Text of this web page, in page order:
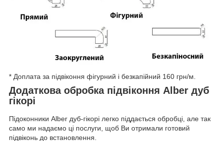
* Доплата за підвіконня фігурний і безкапійний 160 грн/м.
Додаткова обробка підвіконня Alber дуб
гікорі
Підоконники Alber дуб-гікорі легко піддається обробці, але так
само ми надаємо ці послуги, щоб Ви отримали готовий
підвіконь до встановлення.